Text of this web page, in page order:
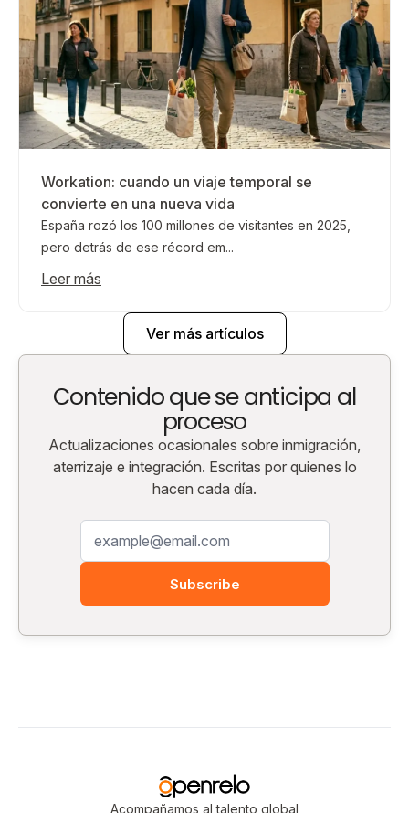
Workation: cuando un viaje temporal se
convierte en una nueva vida
España rozó los 100 millones de visitantes en 2025,
pero detrás de ese récord em...
Leer más
Ver más artículos
Contenido que se anticipa al
proceso
Actualizaciones ocasionales sobre inmigración,
aterrizaje e integración. Escritas por quienes lo
hacen cada día.
Subscribe
Acompañamos al talento global